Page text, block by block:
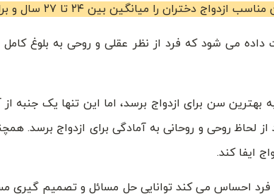
ازدواج دختران را میانگین بین ۲۴ تا ۲۷ سال و برای پسران بین ۲۷ تا ۲۹ سال می دانند.
داده می شود که فرد از نظر عقلی و روحی به بلوغ
سن برای ازدواج برسد، اما این تنها یک جنبه
لحاظ روحی و روحانی به آمادگی برای ازدواج برسد.
ایفا کند.
احساس می کند توانایی حل مسائل و تصمیم گیری